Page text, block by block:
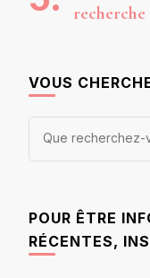
VOUS
Vous
POUR ÊTRE
RÉCENTES,